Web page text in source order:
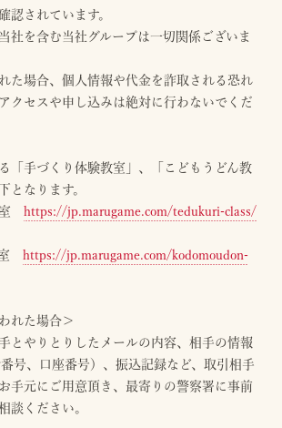
認されています。
社を含む当社グループは一切関係ございま
た場合、個人情報や代金を詐取される恐れ
クセスや申し込みは絶対に行わないでくだ
「手づくり体験教室」、「こどもうどん教
となります。
室
https://jp.marugame.com/tedukuri-class/
室
https://jp.marugame.com/kodomoudon-
れた場合＞
とやりとりしたメールの内容、相手の情報
号、口座番号）、振込記録など、取引相手
手元にご用意頂き、最寄りの警察署に事前
談ください。